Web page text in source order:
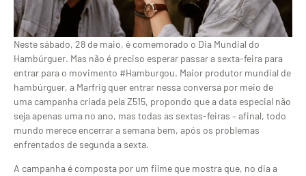
Neste sábado, 28 de maio, é comemorado o Dia Mundial do
Hambúrguer. Mas não é preciso esperar passar a sexta-feira para
entrar para o movimento #Hamburgou. Maior produtor mundial de
hambúrguer, a Marfrig quer entrar nessa conversa por meio de
uma campanha criada pela Z515, propondo que a data especial não
seja apenas uma no ano, mas todas as sextas-feiras – afinal, todo
mundo merece encerrar a semana bem, após os problemas
enfrentados de segunda a sexta.
A campanha é composta por um filme que mostra que, no dia a